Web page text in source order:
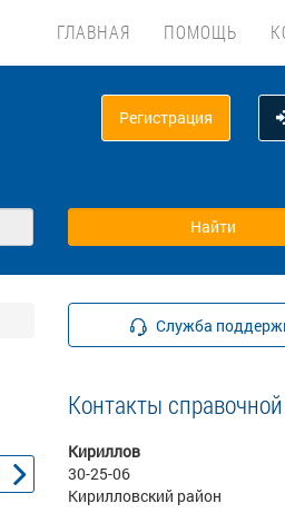
ГЛАВНАЯ ПОМОЩЬ
Регистрация
Служба
Контакты справочной
Кириллов
30-25-06
Кирилловский район